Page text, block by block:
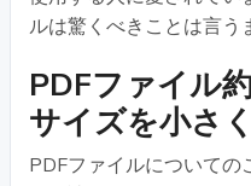
ルは驚くべきことは言う
PDFファイル
サイズを小さく
PDFファイルについて